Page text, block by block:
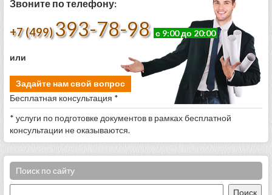
Звоните по телефону:
+7 (499) 393-78-98 с 9:00 до 20:00
или
Задайте нам свой вопрос
Бесплатная консультация *
* услуги по подготовке документов в рамках бесплатной
консультации не оказываются.
Поиск по сайту